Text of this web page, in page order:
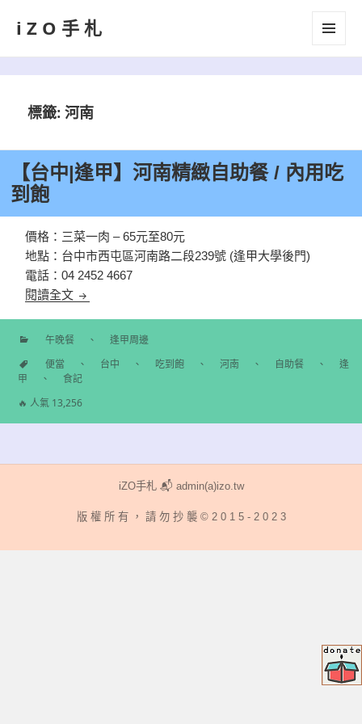
iZO手札
標籤:河南
【台中|逢甲】河南精緻自助餐 / 內用吃
到飽
價格：三菜一肉 – 65元至80元
地點：台中市西屯區河南路二段239號 (逢甲大學後門)
電話：04 2452 4667
閱讀全文 【台中|逢甲】河南精緻自助餐 / 內用吃到飽
分
類
午晚餐 、 逢甲周邊
籤
便當 、 台中 、 吃到飽 、 河南 、 自助餐 、
逢
甲
、
食記
🔥 人氣 13,256
iZO手札 📬 admin(a)izo.tw
版 權 所 有 ， 請 勿 抄 襲 © 2 0 1 5 - 2 0 2 3